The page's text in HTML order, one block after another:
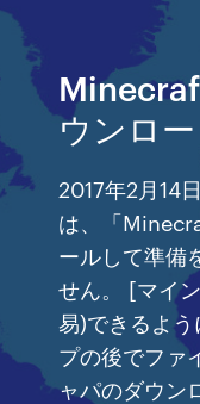
ウンロ
2017年2月14
は、「
ールして準備
せん。 [マイ
易)できるよ
プの後でファ
ャパのダウン